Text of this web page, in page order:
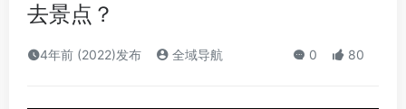
去景点？
4年前 (2022)发布 全域导航 0 80